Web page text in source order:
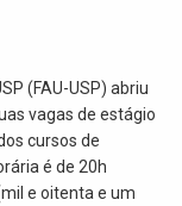
(FAU-USP) abriu
vagas de estágio
cursos de
é de 20h
e oitenta e um